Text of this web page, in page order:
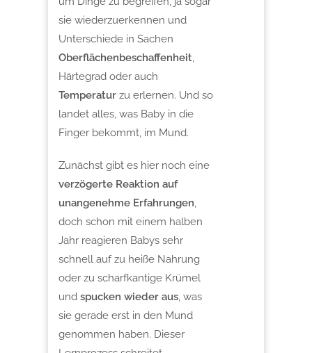
sie wiederzuerkennen und
Unterschiede in Sachen
Oberflächenbeschaffenheit,
Härtegrad oder auch
Temperatur zu erlernen. Und so
landet alles, was Baby in die
Finger bekommt, im Mund.
Zunächst gibt es hier noch eine
verzögerte Reaktion auf
unangenehme Erfahrungen,
doch schon mit einem halben
Jahr reagieren Babys sehr
schnell auf zu heiße Nahrung
oder zu scharfkantige Krümel
und spucken wieder aus, was
sie gerade erst in den Mund
genommen haben. Dieser